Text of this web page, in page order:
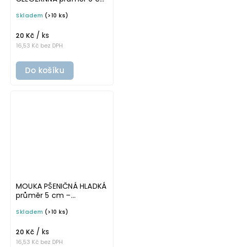
písmu, omyvatelná
potravinové dózy
Skladem (>10 ks)
16,53 Kč bez DPH
20 Kč / ks
Do košíku
MOUKA PŠENIČNÁ HLADKÁ
průměr 5 cm –
písmu, omyvatelná
potravinové dózy
Skladem (>10 ks)
16,53 Kč bez DPH
20 Kč / ks